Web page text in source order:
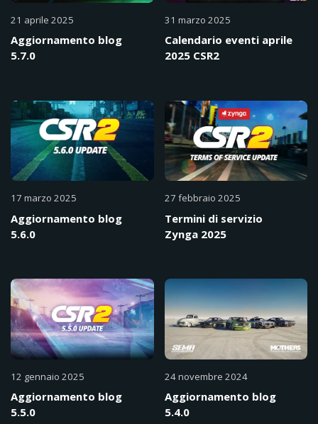
21 aprile 2025
Aggiornamento blog
5.7.0
31 marzo 2025
Calendario eventi aprile
2025 CSR2
17 marzo 2025
Aggiornamento blog
5.6.0
27 febbraio 2025
Termini di servizio
Zynga 2025
12 gennaio 2025
Aggiornamento blog
5.5.0
24 novembre 2024
Aggiornamento blog
5.4.0